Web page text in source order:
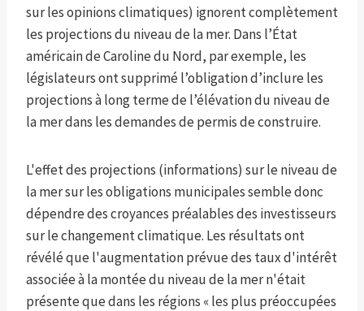
sur les opinions climatiques) ignorent complètement
les projections du niveau de la mer. Dans l’État
américain de Caroline du Nord, par exemple, les
législateurs ont supprimé l’obligation d’inclure les
projections à long terme de l’élévation du niveau de
la mer dans les demandes de permis de construire.
L'effet des projections (informations) sur le niveau de
la mer sur les obligations municipales semble donc
dépendre des croyances préalables des investisseurs
sur le changement climatique. Les résultats ont
révélé que l'augmentation prévue des taux d'intérêt
associée à la montée du niveau de la mer n'était
présente que dans les régions « les plus préoccupées